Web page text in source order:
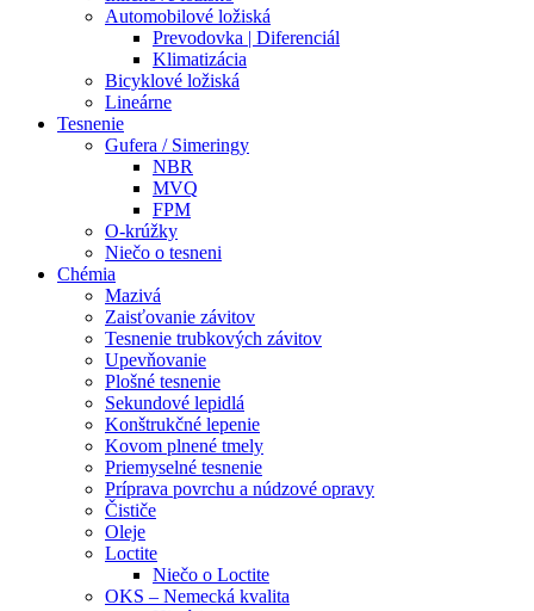
Automobilové ložiská
Prevodovka | Diferenciál
Klimatizácia
Bicyklové ložiská
Lineárne
Tesnenie
Gufera / Simeringy
NBR
MVQ
FPM
O-krúžky
Niečo o tesneni
Chémia
Mazivá
Zaisťovanie závitov
Tesnenie trubkových závitov
Upevňovanie
Plošné tesnenie
Sekundové lepidlá
Konštrukčné lepenie
Kovom plnené tmely
Priemyselné tesnenie
Príprava povrchu a núdzové opravy
Čističe
Oleje
Loctite
Niečo o Loctite
OKS – Nemecká kvalita